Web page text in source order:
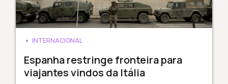
INTERNACIONAL
Espanha restringe fronteira para
viajantes vindos da Itália